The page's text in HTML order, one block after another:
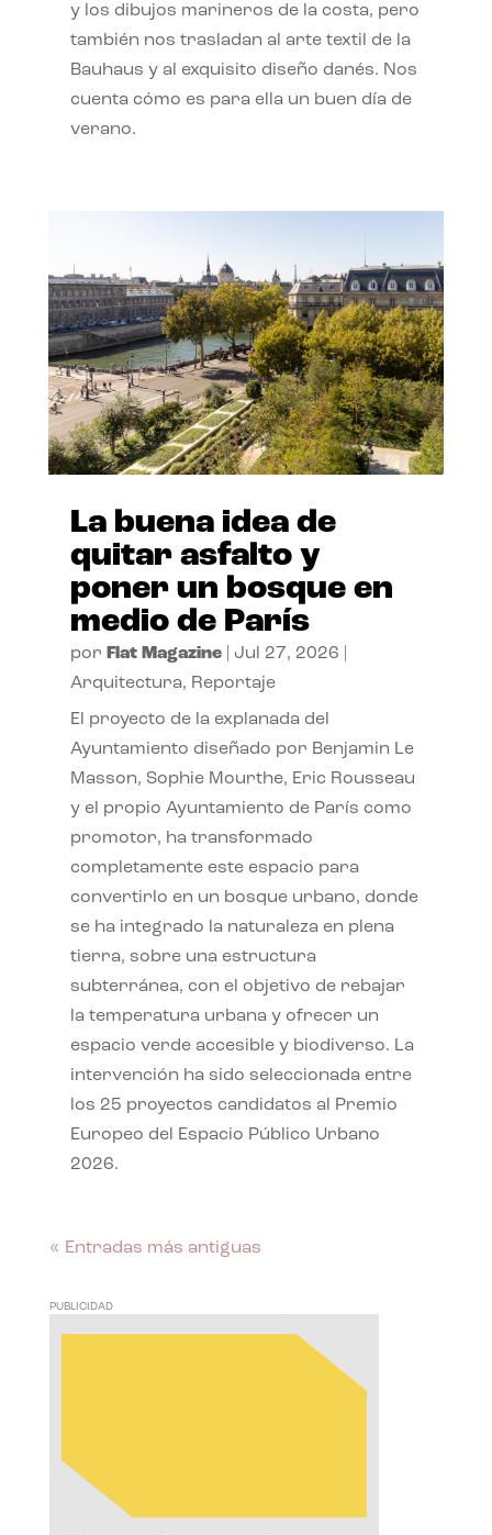
y los dibujos marineros de la costa, pero
también nos trasladan al arte textil de la
Bauhaus y al exquisito diseño danés. Nos
cuenta cómo es para ella un buen día de
verano.
La buena idea de
quitar asfalto y
poner un bosque en
medio de París
por Flat Magazine| Jul 27, 2026
Arquitectura, Reportaje
El proyecto de la explanada del
Ayuntamiento diseñado por Benjamin Le
Masson, Sophie Mourthe, Eric Rousseau
y el propio Ayuntamiento de París como
promotor, ha transformado
completamente este espacio para
convertirlo en un bosque urbano, donde
se ha integrado la naturaleza en plena
tierra, sobre una estructura
subterránea, con el objetivo de rebajar
la temperatura urbana y ofrecer un
espacio verde accesible y biodiverso. La
intervención ha sido seleccionada entre
los 25 proyectos candidatos al Premio
Europeo del Espacio Público Urbano
2026.
« Entradas más antiguas
PUBLICIDAD